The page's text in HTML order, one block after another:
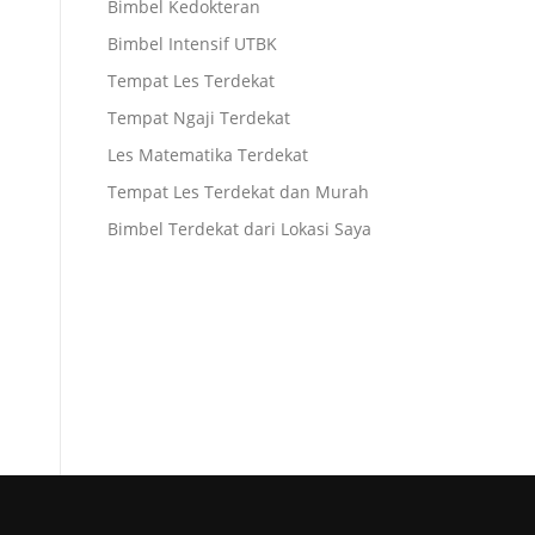
Bimbel Kedokteran
Bimbel Intensif UTBK
Tempat Les Terdekat
Tempat Ngaji Terdekat
Les Matematika Terdekat
Tempat Les Terdekat dan Murah
Bimbel Terdekat dari Lokasi Saya